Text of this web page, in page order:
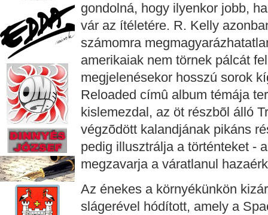
gondolná, hogy ilyenkor jobb,
vár az ítéletére. R. Kelly
számomra
amerikaiak nem törnek pálcát
megjelenésekor hosszú sorok
Reloaded címû album témája
kislemezdal, az öt részbõl álló
végzõdött kalandjának pikáns
pedig illusztrálja a történteket -
megzavarja a váratlanul
Az énekes a környékünkön
slágerével hódított, amely a